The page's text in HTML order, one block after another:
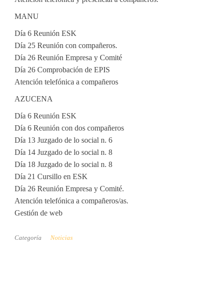
MANU
Día 6 Reunión ESK
Día 25 Reunión con compañeros.
Día 26 Reunión Empresa y Comité
Día 26 Comprobación de EPIS
Atención telefónica a compañeros
AZUCENA
Día 6 Reunión ESK
Día 6 Reunión con dos compañeros
Día 13 Juzgado de lo social n. 6
Día 14 Juzgado de lo social n. 8
Día 18 Juzgado de lo social n. 8
Día 21 Cursillo en ESK
Día 26 Reunión Empresa y Comité.
Atención telefónica a compañeros/as.
Gestión de web
Categoría Noticias